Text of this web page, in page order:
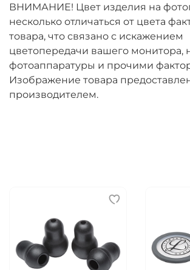
ВНИМАНИЕ! Цвет изделия на
несколько отличаться от цвета
товара, что связано с искажением
цветопередачи вашего монитора,
фотоаппаратуры и прочими
Изображение товара
производителем.